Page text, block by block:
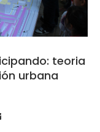
teoria
urbana